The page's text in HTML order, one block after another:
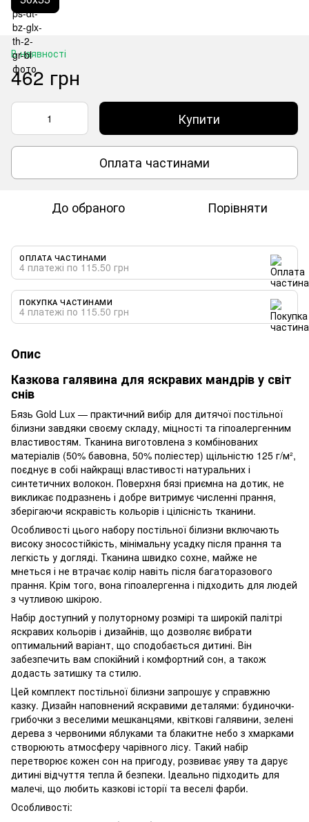
В наявності
462 грн
Купити
Оплата частинами
До обраного Порівняти
ОПЛАТА ЧАСТИНАМИ
4 платежі по 115.50 грн
ПОКУПКА ЧАСТИНАМИ
4 платежі по 115.50 грн
Опис
Казкова галявина для яскравих мандрів у світ
снів
Бязь Gold Lux — практичний вибір для дитячої постільної
білизни завдяки своєму складу, міцності та гіпоалергенним
властивостям. Тканина виготовлена з комбінованих
матеріалів (50% бавовна, 50% поліестер) щільністю 125 г/м²,
поєднує в собі найкращі властивості натуральних і
синтетичних волокон. Поверхня бязі приємна на дотик, не
викликає подразнень і добре витримує численні прання,
зберігаючи яскравість кольорів і цілісність тканини.
Особливості цього набору постільної білизни включають
високу зносостійкість, мінімальну усадку після прання та
легкість у догляді. Тканина швидко сохне, майже не
мнеться і не втрачає колір навіть після багаторазового
прання. Крім того, вона гіпоалергенна і підходить для людей
з чутливою шкірою.
Набір доступний у полуторному розмірі та широкій палітрі
яскравих кольорів і дизайнів, що дозволяє вибрати
оптимальний варіант, що сподобається дитині. Він
забезпечить вам спокійний і комфортний сон, а також
додасть затишку та стилю.
Цей комплект постільної білизни запрошує у справжню
казку. Дизайн наповнений яскравими деталями: будиночки-
грибочки з веселими мешканцями, квіткові галявини, зелені
дерева з червоними яблуками та блакитне небо з хмарками
створюють атмосферу чарівного лісу. Такий набір
перетворює кожен сон на пригоду, розвиває уяву та дарує
дитині відчуття тепла й безпеки. Ідеально підходить для
малечі, що любить казкові історії та веселі фарби.
Особливості: